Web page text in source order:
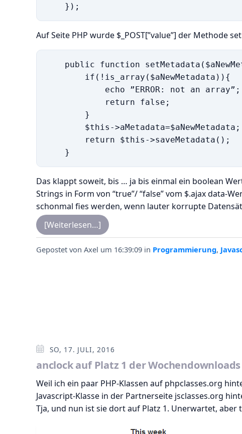
Auf Seite PHP wurde $_POST[”value”] der Methode
public function
if(!is_array($aNewMetadata)){
echo ”ERROR: not an array”;
return false;
}
$this->aMetadata=$aNewMetadata;
return $this->saveMetadata();
Das klappt soweit, bis … ja bis einmal ein boolean
Strings in Form von “true”/ “false” vom $.ajax data-
schonmal fies werden, wenn lauter korrupte
[Weiterlesen…]
Gepostet von Axel um 16:39:09 in Programmierung,
SO, 17. JULI, 2016
anclock auf Platz 1 der Wochendownloads
Weil ich ein paar PHP-Klassen auf phpclasses.org
Javascript-Klasse in der Partnerseite jsclasses.org
Tja, und nun ist sie dort auf Platz 1. Unerwartet, aber